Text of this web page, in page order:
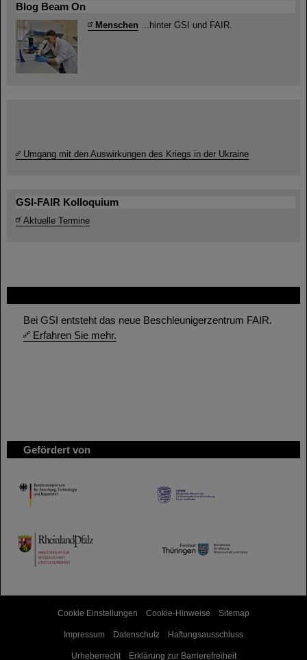
Bei GSI entsteht das neue Beschleunigerzentrum FAIR.
Erfahren Sie mehr.
Gefördert von
HMWK
TMWWDG
Blog Beam On
Menschen ...hinter GSI und FAIR.
Umgang mit den Auswirkungen des Kriegs in der Ukraine
GSI-FAIR Kolloquium
Aktuelle Termine
Cookie Einstellungen Cookie-Hinweise Sitemap
Impressum Datenschutz Haftungsausschluss
Urheberrecht Erklärung zur Barrierefreiheit